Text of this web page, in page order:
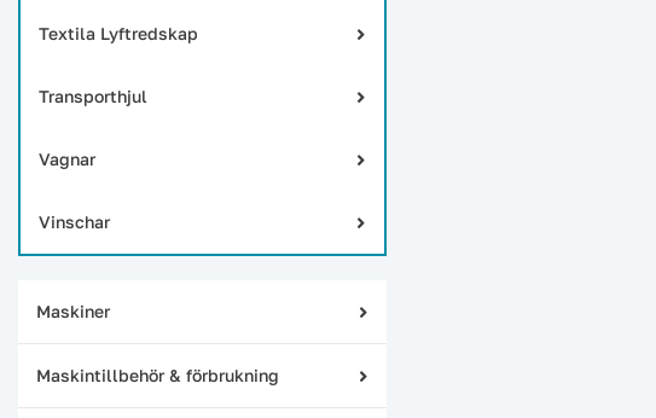
Textila Lyftredskap
Transporthjul
Vagnar
Vinschar
Maskiner
Maskintillbehör & förbrukning